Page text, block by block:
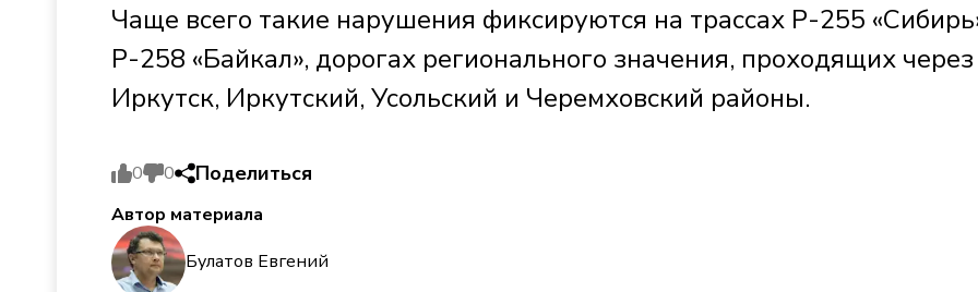
Чаще всего такие нарушения фиксируются на трассах Р-255
Р-258 «Байкал», дорогах регионального значения, проходящих через
Иркутск, Иркутский, Усольский и Черемховский районы.
0 0 Поделиться
Автор материала
Булатов Евгений